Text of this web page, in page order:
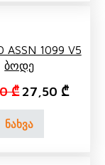
₾.
27,50 ₾.
ASSN 1099 V5
Ბოდე
₾ Original price
27,50 ₾
ნახვა